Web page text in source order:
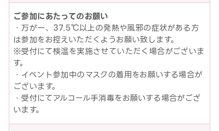
ご参加にあたってのお願い
・万が一、37.5℃以上の発熱や風邪の症状がある方
は参加をお控えいただくようお願い致します。
※受付にて検温を実施させていただく場合がございま
す。
・イベント参加中のマスクの着用をお願いする場合が
ございます。
・受付にてアルコール手消毒をお願いする場合がござ
います。